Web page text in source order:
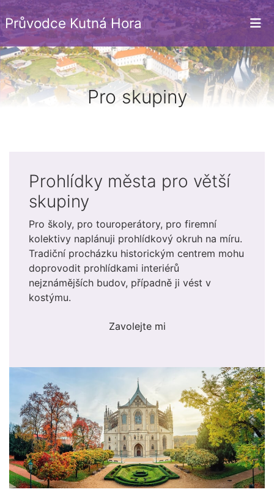
Průvodce Kutná Hora
Pro skupiny
Prohlídky města pro větší
skupiny
Pro školy, pro touroperátory, pro firemní
kolektivy naplánuji prohlídkový okruh na míru.
Tradiční procházku historickým centrem mohu
doprovodit prohlídkami interiérů
nejznámějších budov, případně ji vést v
kostýmu.
Zavolejte mi